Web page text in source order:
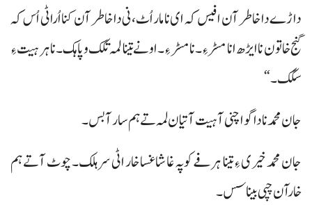
داڑے دا خاطر آن افیس کہ ای نا مار اُٹ، نی دا خاطر آن کنا اُراٹی اُس کہ
گنج خاتون نا ایڑھ انا مسڑ ءِ۔ نامسڑ ءِ۔ او نے تینا لمہ تکک و پاہک۔ نا ہر ہیت ءِ
سگک۔“
جان محمد نا داگواچنی آ ہیت آتیان لمہ تے ہم سار آ بس۔
جان محمد خیری ءِ تینا ہرفے کوپہ غا شاغسا خار اٹی سرہلک۔ چوٹ آتے ہم
خارآن چپی بیناسس۔